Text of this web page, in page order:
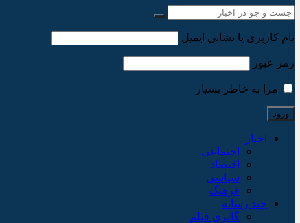
نام کاربری یا نشانی ایمیل
رمز عبور
مرا به خاطر بسپار
اخبار
اجتماعی
اقتصاد
سیاسی
فرهنگ
چند رسانه
گالری فیلم